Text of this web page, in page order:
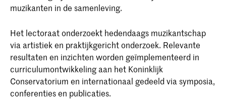
muzikanten in de samenleving.
Het lectoraat onderzoekt hedendaags muzikantschap
via artistiek en praktijkgericht onderzoek. Relevante
resultaten en inzichten worden geïmplementeerd in
curriculumontwikkeling aan het Koninklijk
Conservatorium en internationaal gedeeld via symposia,
conferenties en publicaties.